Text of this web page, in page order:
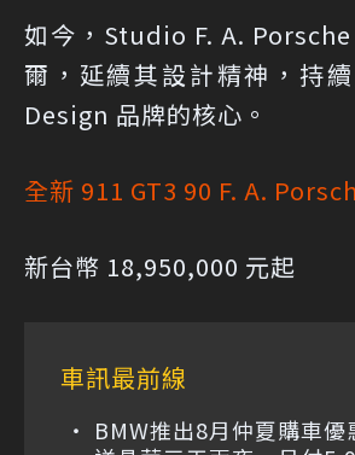
如今，Studio F. A.
爾，延續其設計精神，持
Design 品牌的核心。
全新 911 GT3 90 F. A.
新台幣 18,950,000 元起
車訊最前線
BMW推出8月仲夏購車